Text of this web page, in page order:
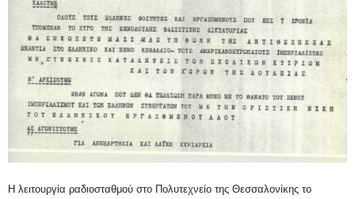
Η λειτουργία ραδιοσταθμού στο Πολυτεχνείο της Θεσσαλονίκης το